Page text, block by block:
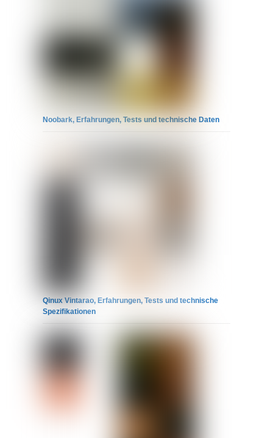
Noobark, Erfahrungen, Tests und technische Daten
Qinux Vintarao, Erfahrungen, Tests und technische
Spezifikationen